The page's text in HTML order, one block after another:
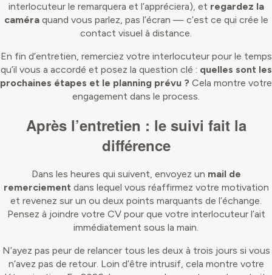
interlocuteur le remarquera et l’appréciera), et regardez la
caméraquand vous parlez, pas l’écran — c’est ce qui crée le
contact visuel à distance.
En fin d’entretien, remerciez votre interlocuteur pour le temps
qu’il vous a accordé et posez la question clé : quelles sont les
prochaines étapes et le planning prévu ? Cela montre votre
engagement dans le process.
Après l’entretien : le suivi fait la
différence
Dans les heures qui suivent, envoyez un mail de
remerciementdans lequel vous réaffirmez votre motivation
et revenez sur un ou deux points marquants de l’échange.
Pensez à joindre votre CV pour que votre interlocuteur l’ait
immédiatement sous la main.
N’ayez pas peur de relancer tous les deux à trois jours si vous
n’avez pas de retour. Loin d’être intrusif, cela montre votre